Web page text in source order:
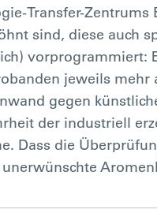
Transfer-Zentrums
sind, diese auch
vorprogrammiert:
jeweils mehr
gegen
der industriell
Dass die